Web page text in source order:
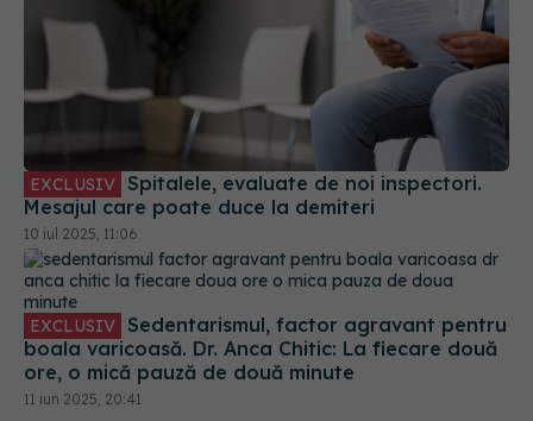
EXCLUSIV Spitalele, evaluate de noi inspectori.
Mesajul care poate duce la demiteri
10 iul 2025, 11:06
EXCLUSIV Sedentarismul, factor agravant pentru
boala varicoasă. Dr. Anca Chitic: La fiecare două
ore, o mică pauză de două minute
11 iun 2025, 20:41